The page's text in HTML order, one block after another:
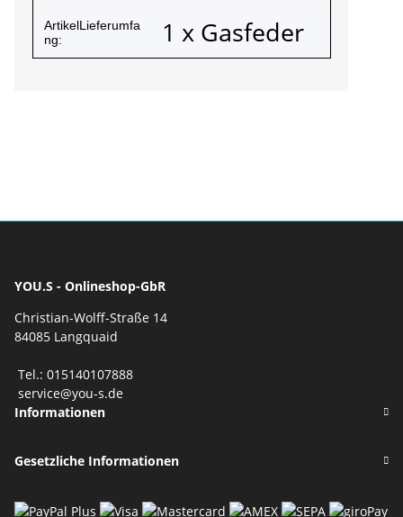
ArtikelLieferumfa
ng:
1 x Gasfeder
YOU.S - Onlineshop-GbR
Christian-Wolff-Straße 14
84085 Langquaid
Tel.: 015140107888
service@you-s.de
Informationen
Gesetzliche Informationen